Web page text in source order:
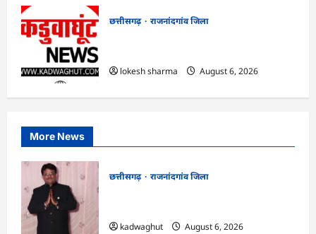
छत्तीसगढ़
राजनांदगांव जिला
lokesh sharma
August 6, 2026
More News
छत्तीसगढ़
राजनांदगांव जिला
kadwaghut
August 6, 2026